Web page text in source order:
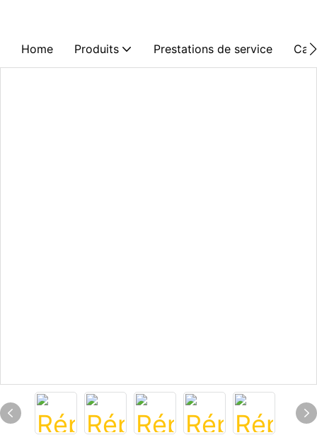
Home Produits Prestations de service Cas